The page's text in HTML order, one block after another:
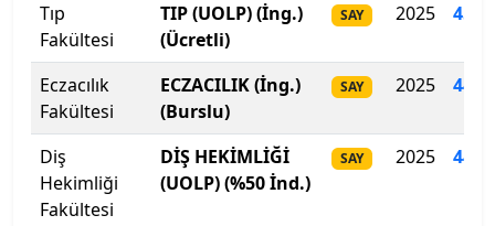
Bezm-İ Alem Vakıf Üniversitesi
Bilecik Şeyh Edebali Üniversitesi
Bingöl Üniversitesi
Biruni Üniversitesi
Tıp
Fakültesi
TIP (UOLP) (İng.)
(Ücretli)
SAY 2025
Eczacılık
Fakültesi
ECZACILIK (İng.)
(Burslu)
SAY 2025
Diş
Hekimliği
Fakültesi
DİŞ HEKİMLİĞİ
(UOLP) (%50 İnd.)
SAY 2025 442